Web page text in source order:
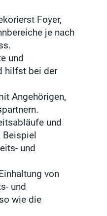
Foyer,
je nach
und
hilfst bei der
Angehörigen,
und
Beispiel
und
von
und
wie die